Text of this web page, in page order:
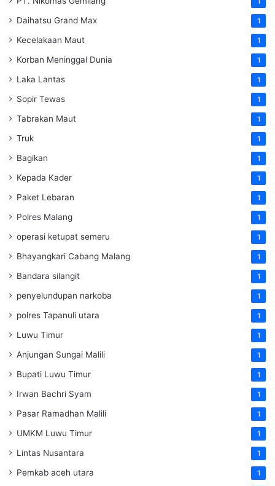
Daihatsu Grand Max 1
Kecelakaan Maut 1
Korban Meninggal Dunia 1
Laka Lantas 1
Sopir Tewas 1
Tabrakan Maut 1
Truk 1
Bagikan 1
Kepada Kader 1
Paket Lebaran 1
Polres Malang 1
operasi ketupat semeru 1
Bhayangkari Cabang Malang 1
Bandara silangit 1
penyelundupan narkoba 1
polres Tapanuli utara 1
Luwu Timur 1
Anjungan Sungai Malili 1
Bupati Luwu Timur 1
Irwan Bachri Syam 1
Pasar Ramadhan Malili 1
UMKM Luwu Timur 1
Lintas Nusantara 1
Pemkab aceh utara 1